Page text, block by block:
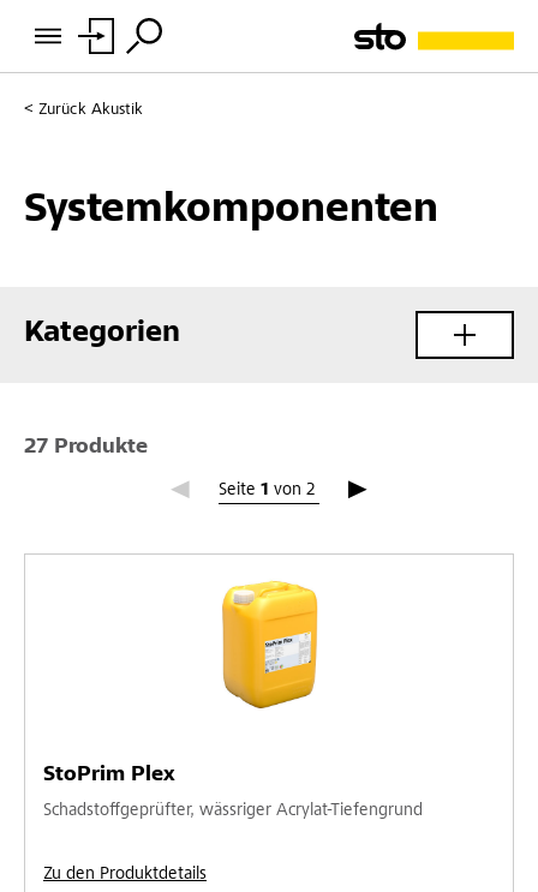
Zurück Akustik
Systemkomponenten
Kategorien
27 Produkte
Seite 1 von 2
Seite 1
StoPrim Plex
Schadstoffgeprüfter, wässriger Acrylat-Tiefengrund
Zu den Produktdetails